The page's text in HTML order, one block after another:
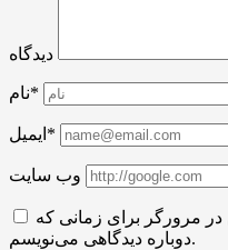
دیدگاه
نام*
ایمیل*
وب سایت
در مرورگر برای زمانی که
دوباره دیدگاهی می‌نویسم.